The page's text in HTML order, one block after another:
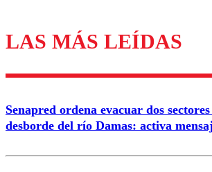
Los comentarios son moderados para
diálogo respetuoso.
Correo
LAS MÁS LEÍDAS
Senapred ordena evacuar dos
desborde del río Damas: activa